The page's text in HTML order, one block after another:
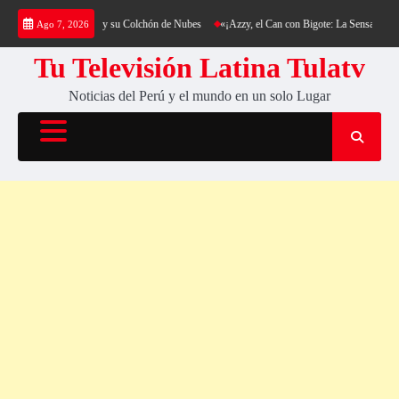
Saltar
contenido
Ago 7, 2026
al Cerro Cantería y su Colchón de Nubes «¡Azzy, el Can con Bigote: La Sensación
Tu Televisión Latina Tulatv
Noticias del Perú y el mundo en un solo Lugar